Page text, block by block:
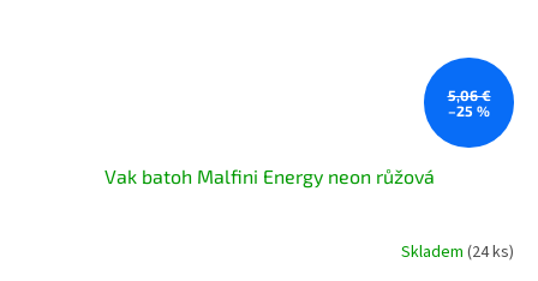
5,06 €
–25 %
Vak batoh Malfini Energy neon růžová
Skladem (24 ks)